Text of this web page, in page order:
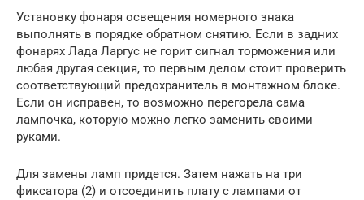
Установку фонаря освещения номерного знака
выполнять в порядке обратном снятию. Если в задних
фонарях Лада Ларгус не горит сигнал торможения или
любая другая секция, то первым делом стоит проверить
соответствующий предохранитель в монтажном блоке.
Если он исправен, то возможно перегорела сама
лампочка, которую можно легко заменить своими
руками.
Для замены ламп придется. Затем нажать на три
фиксатора (2) и отсоединить плату с лампами от